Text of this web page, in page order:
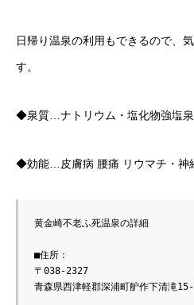
日帰り温泉の利用もできるので、
す。
◆泉質…ナトリウム・塩化物強塩
◆効能…皮膚病 腰痛 リウマチ・神
黄金崎不老ふ死温泉の詳細
■住所：
〒038-2327
青森県西津軽郡深浦町舮作下清滝